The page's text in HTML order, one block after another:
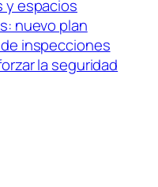
y espacios
nuevo plan
inspecciones
la seguridad